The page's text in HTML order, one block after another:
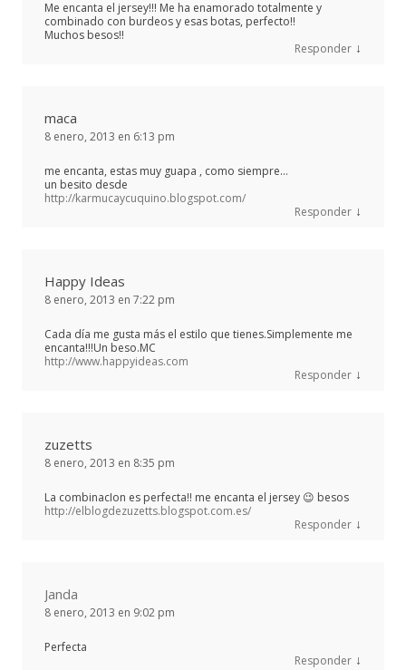
Me encanta el jersey!!! Me ha enamorado totalmente y
combinado con burdeos y esas botas, perfecto!!
Muchos besos!!
Responder ↓
maca
8 enero, 2013 en 6:13 pm
me encanta, estas muy guapa , como siempre…
un besito desde
http://karmucaycuquino.blogspot.com/
Responder ↓
Happy Ideas
8 enero, 2013 en 7:22 pm
Cada día me gusta más el estilo que tienes.Simplemente me
encanta!!!Un beso.MC
http://www.happyideas.com
Responder ↓
zuzetts
8 enero, 2013 en 8:35 pm
La combinacIon es perfecta!! me encanta el jersey 😉 besos
http://elblogdezuzetts.blogspot.com.es/
Responder ↓
Janda
8 enero, 2013 en 9:02 pm
Perfecta
Responder ↓